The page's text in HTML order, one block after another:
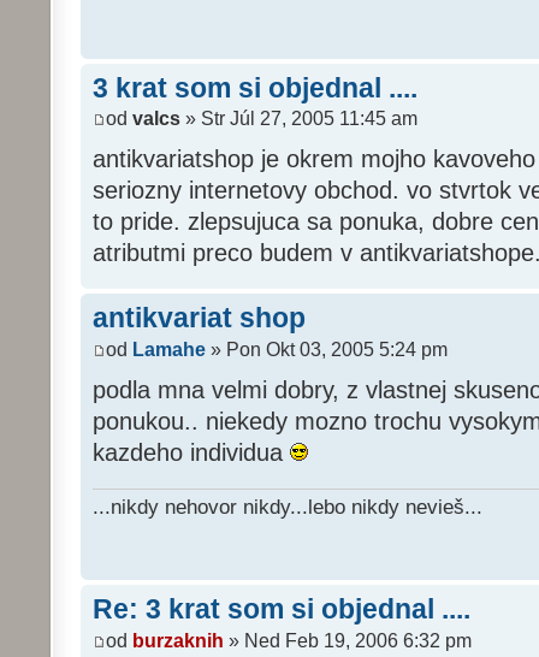
3 krat som si objednal ....
od valcs » Str Júl 27, 2005 11:45 am
antikvariatshop je okrem mojho
seriozny internetovy obchod. vo stvrtok
to pride. zlepsujuca sa ponuka, dobre
atributmi preco budem v
antikvariat shop
od Lamahe » Pon Okt 03, 2005 5:24 pm
podla mna velmi dobry, z vlastnej
ponukou.. niekedy mozno trochu
kazdeho individua
...nikdy nehovor nikdy...lebo nikdy nevieš...
Re: 3 krat som si objednal ....
od burzaknih » Ned Feb 19, 2006 6:32 pm